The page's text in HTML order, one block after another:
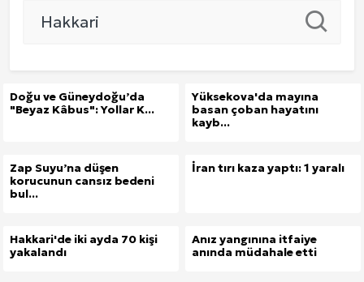
Doğu ve Güneydoğu’da
"Beyaz Kâbus": Yollar K...
Yüksekova'da mayına
basan çoban hayatını
kayb...
Zap Suyu’na düşen
korucunun cansız bedeni
bul...
İran tırı kaza yaptı: 1 yaralı
Hakkari'de iki ayda 70 kişi
yakalandı
Anız yangınına itfaiye
anında müdahale etti
Site İçi (On-Page) SEO Hizmeti: Web Sitenizin